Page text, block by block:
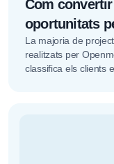
Com
oportunitats
La majoria de
realitzats per
classifica els clients